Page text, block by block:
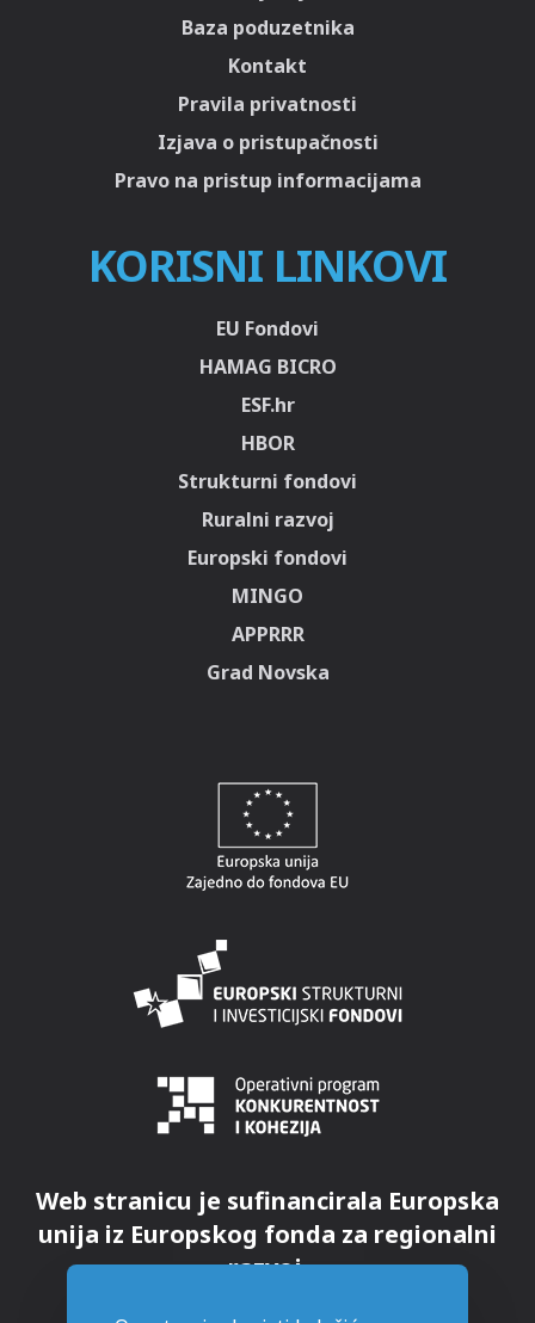
Baza poduzetnika
Kontakt
Pravila privatnosti
Izjava o pristupačnosti
Pravo na pristup informacijama
KORISNI LINKOVI
EU Fondovi
HAMAG BICRO
ESF.hr
HBOR
Strukturni fondovi
Ruralni razvoj
Europski fondovi
MINGO
APPRRR
Grad Novska
Web stranicu je sufinancirala Europska
unija iz Europskog fonda za regionalni
razvoj.